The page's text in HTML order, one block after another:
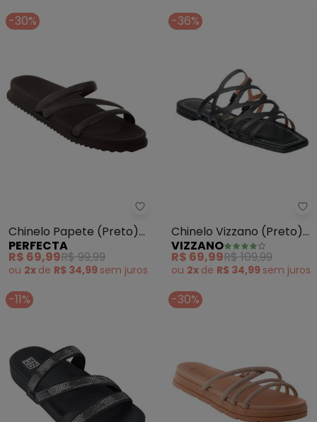
-30%
Perfecta - Chinelo Papete
Chinelo Papete (Preto)
em Material de Pvc
PERFECTA
R$ 69,99R$ 99,99
ou 2x de R$ 34,99 sem juros
-36%
Chinelo Vizzano (Preto)
em Sintético
VIZZANO
R$ 69,99R$ 109,99
ou 2x de R$ 34,99 sem juros
-11% -30%